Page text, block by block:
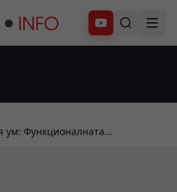
Абонирай се
ум: Функционалната